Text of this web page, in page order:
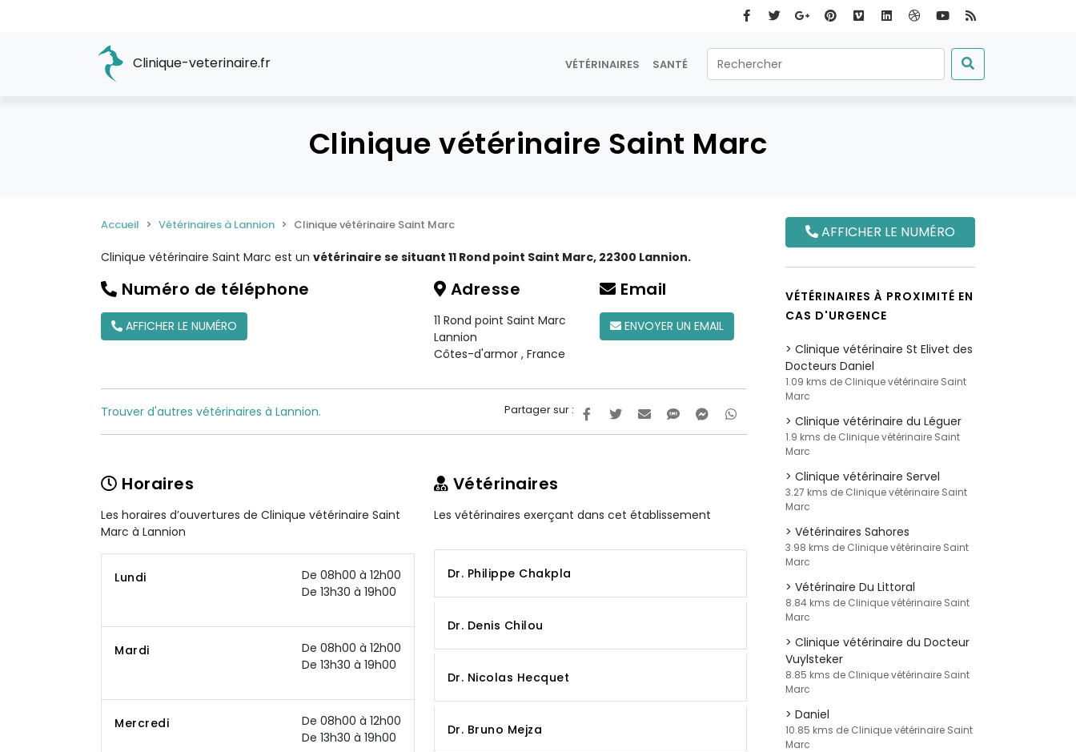
Clinique-veterinaire.fr VÉTÉRINAIRES SANTÉ
Clinique vétérinaire Saint Marc
Accueil Vétérinaires à Lannion Clinique vétérinaire Saint Marc
Clinique vétérinaire Saint Marc est un vétérinaire se situant 11 Rond point Saint Marc, 22300 Lannion.
Numéro de téléphone
AFFICHER LE NUMÉRO
Adresse
11 Rond point Saint Marc
Lannion
Côtes-d'armor , France
Email
ENVOYER UN EMAIL
Partager sur :
Trouver d'autres vétérinaires à Lannion.
Horaires
Les horaires d’ouvertures de Clinique vétérinaire Saint
Marc à Lannion
Lundi
De 08h00 à 12h00
De 13h30 à 19h00
Mardi
De 08h00 à 12h00
De 13h30 à 19h00
Mercredi
De 08h00 à 12h00
De 13h30 à 19h00
Vétérinaires
Les vétérinaires exerçant dans cet établissement
Dr. Philippe Chakpla
Dr. Denis Chilou
Dr. Nicolas Hecquet
Dr. Bruno Mejza
AFFICHER LE NUMÉRO
VÉTÉRINAIRES À PROXIMITÉ EN
CAS D'URGENCE
Clinique vétérinaire St Elivet des
Docteurs Daniel
1.09 kms de Clinique vétérinaire Saint
Marc
Clinique vétérinaire du Léguer
1.9 kms de Clinique vétérinaire Saint
Marc
Clinique vétérinaire Servel
3.27 kms de Clinique vétérinaire Saint
Marc
Vétérinaires Sahores
3.98 kms de Clinique vétérinaire Saint
Marc
Vétérinaire Du Littoral
8.84 kms de Clinique vétérinaire Saint
Marc
Clinique vétérinaire du Docteur
Vuylsteker
8.85 kms de Clinique vétérinaire Saint
Marc
Daniel
10.85 kms de Clinique vétérinaire Saint
Marc